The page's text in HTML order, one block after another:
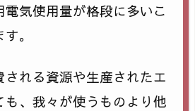
気使用量が格段に多いこ
。
れる資源や生産されたエ
も、我々が使うものより他